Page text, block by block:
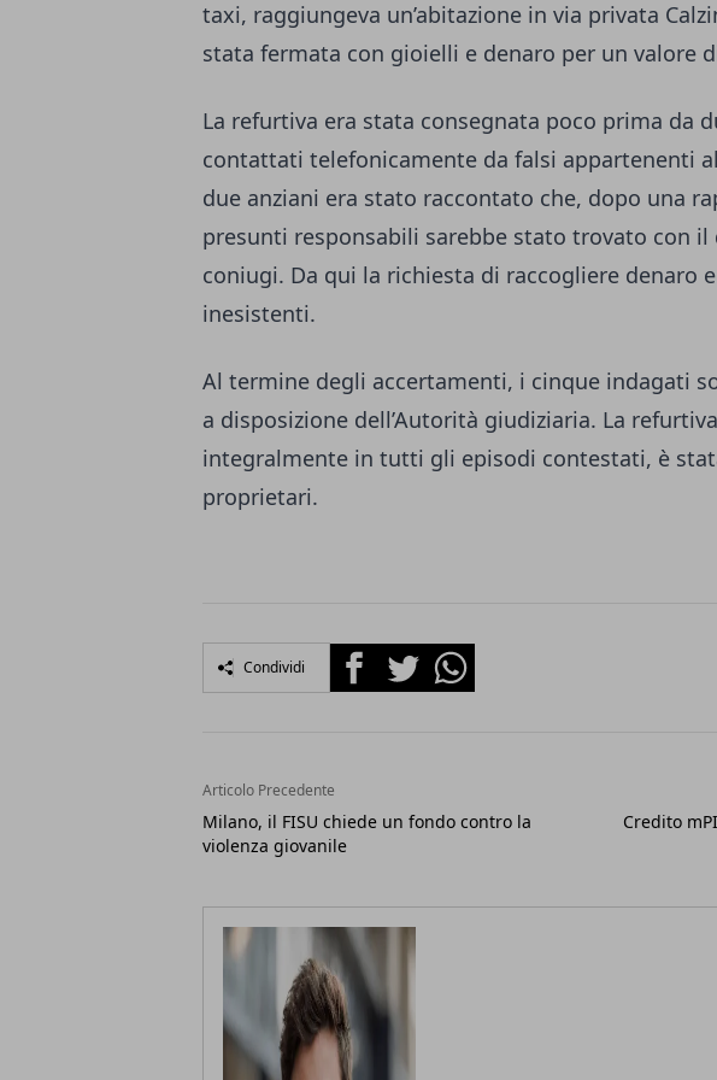
taxi, raggiungeva un’abitazione in via privata
stata fermata con gioielli e denaro per un valore
La refurtiva era stata consegnata poco prima da
contattati telefonicamente da falsi appartenenti
due anziani era stato raccontato che, dopo una
presunti responsabili sarebbe stato trovato con
coniugi. Da qui la richiesta di raccogliere denaro
inesistenti.
Al termine degli accertamenti, i cinque indagati
a disposizione dell’Autorità giudiziaria. La
integralmente in tutti gli episodi contestati, è
proprietari.
Condividi FacebookTwitterWhatsapp
Articolo Precedente
Milano, il FISU chiede un fondo contro la
violenza giovanile
Credito